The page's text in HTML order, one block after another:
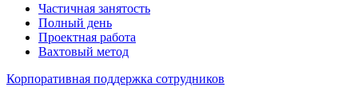
Частичная занятость
Полный день
Проектная работа
Вахтовый метод
Корпоративная поддержка сотрудников